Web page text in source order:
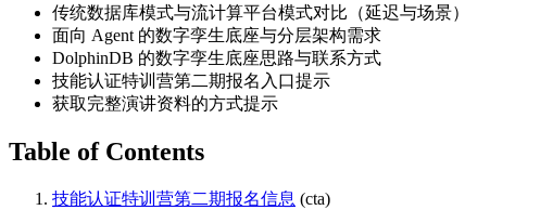
传统数据库模式与流计算平台模式对比（延迟与场景）
面向 Agent 的数字孪生底座与分层架构需求
DolphinDB 的数字孪生底座思路与联系方式
技能认证特训营第二期报名入口提示
获取完整演讲资料的方式提示
Table of Contents
技能认证特训营第二期报名信息 (cta)